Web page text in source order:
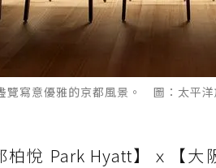
寫意優雅的京都風景。 圖：太平洋
悅 Park Hyatt】ｘ【大